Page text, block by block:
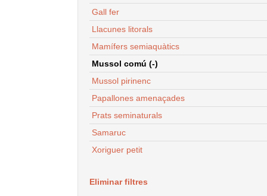
Gall fer
Llacunes litorals
Mamífers semiaquàtics
Mussol comú (-)
Mussol pirinenc
Papallones amenaçades
Prats seminaturals
Samaruc
Xoriguer petit
Eliminar filtres